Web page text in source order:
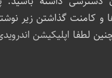
و کامنت گذاشتن زیر
لطفا اپلیکیشن